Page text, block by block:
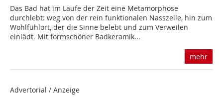
Das Bad hat im Laufe der Zeit eine Metamorphose
durchlebt: weg von der rein funktionalen Nasszelle, hin zum
Wohlfühlort, der die Sinne belebt und zum Verweilen
einlädt. Mit formschöner Badkeramik...
mehr
Advertorial / Anzeige